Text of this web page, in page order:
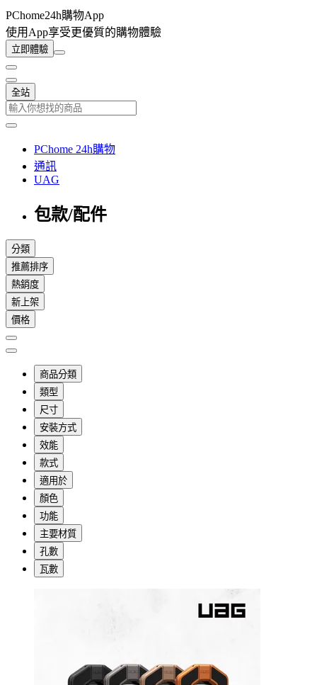
PChome24h購物App
使用App享受更優質的購物體驗
立即體驗
全站
PChome 24h購物
通訊
UAG
包款/配件
分類
推薦排序
熱銷度
新上架
價格
商品分類
類型
尺寸
安裝方式
效能
款式
適用於
顏色
功能
主要材質
孔數
瓦數